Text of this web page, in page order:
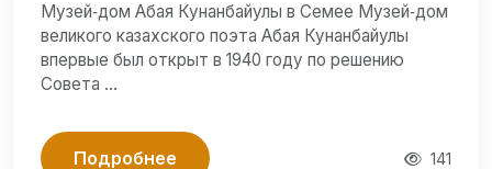
Музей‑дом Абая Кунанбайулы в Семее Музей‑дом
великого казахского поэта Абая Кунанбайулы
впервые был открыт в 1940 году по решению
Совета …
Подробнее 141